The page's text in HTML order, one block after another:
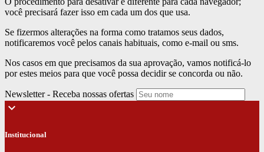
você precisará fazer isso em cada um dos que usa.
Se fizermos alterações na forma como tratamos seus dados,
notificaremos você pelos canais habituais, como e-mail ou sms.
Nos casos em que precisamos da sua aprovação, vamos notificá-lo
por estes meios para que você possa decidir se concorda ou não.
Newsletter - Receba nossas ofertas
keyboard_arrow_down
Institucional